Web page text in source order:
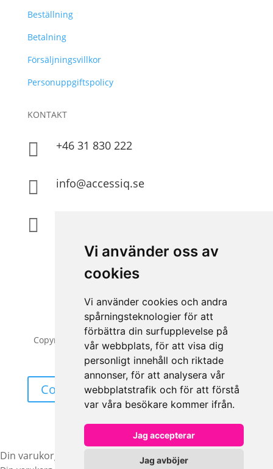
Vi använder oss av
cookies
Vi använder cookies och andra
spårningsteknologier för att
förbättra din surfupplevelse på
vår webbplats, för att visa dig
personligt innehåll och riktade
annonser, för att analysera vår
webbplatstrafik och för att förstå
var våra besökare kommer ifrån.
Jag accepterar
Jag avböjer
Beställning
Betalning
Försäljningsvillkor
Personuppgiftspolicy
KONTAKT
 +46 31 830 222
 info@accessiq.se

Copyright © 2026 | All Rights Reserved | AccessiQ
AB
Cookieinställning
Din varukorg